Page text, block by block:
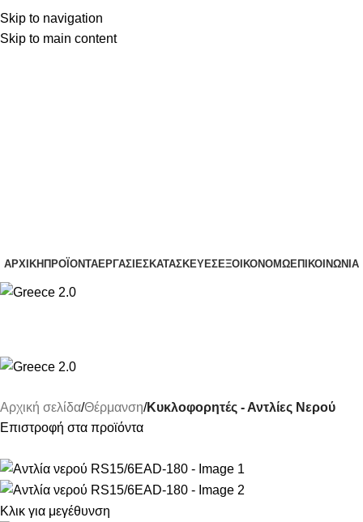
Skip to navigation
Skip to main content
(+30) 22210 22370
ΑΡΧΙΚΉ ΠΡΟΪΌΝΤΑΕΡΓΑΣΊΕΣΚΑΤΑΣΚΕΥΈΣΕΞΟΙΚΟΝΟΜΏΕΠΙΚΟΙΝΩΝΊΑ
Αρχική σελίδα Θέρμανση Κυκλοφορητές - Αντλίες Νερού
Επιστροφή στα προϊόντα
Κλικ για μεγέθυνση